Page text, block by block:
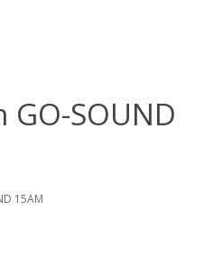
SOUND
15AM